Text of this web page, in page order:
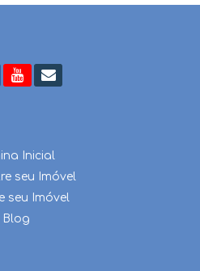
Inicial
seu Imóvel
seu Imóvel
Blog